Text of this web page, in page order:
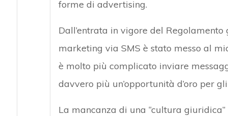
forme di advertising.
Dall’entrata in vigore del
marketing via SMS è stato messo al
è molto più complicato inviare
davvero più un’opportunità d’oro per
La mancanza di una “cultura